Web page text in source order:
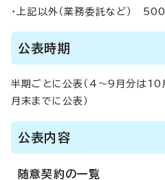
・上記以外（業務委託など）
公表時期
半期ごとに公表（4～9月分は
月末までに公表）
公表内容
随意契約の一覧